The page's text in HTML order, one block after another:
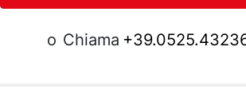
o Chiama